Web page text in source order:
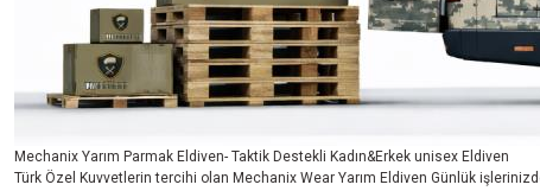
Mechanix Yarım Parmak Eldiven- Taktik Destekli Kadın&Erkek unisex Eldiven
Türk Özel Kuvvetlerin tercihi olan Mechanix Wear Yarım Eldiven Günlük